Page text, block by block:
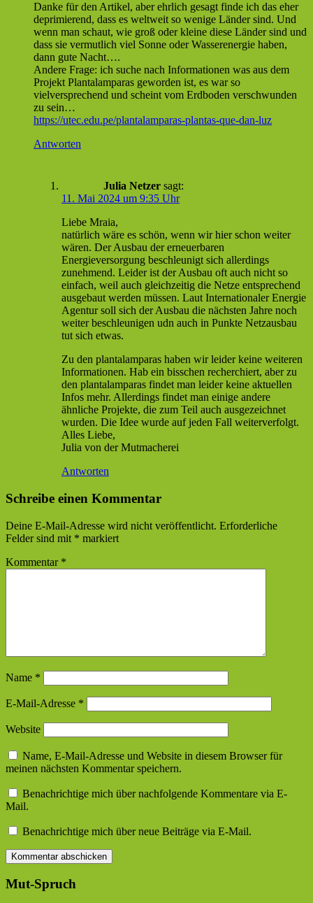
Danke für den Artikel, aber ehrlich gesagt finde ich das eher
deprimierend, dass es weltweit so wenige Länder sind. Und
wenn man schaut, wie groß oder kleine diese Länder sind und
dass sie vermutlich viel Sonne oder Wasserenergie haben,
dann gute Nacht….
Andere Frage: ich suche nach Informationen was aus dem
Projekt Plantalamparas geworden ist, es war so
vielversprechend und scheint vom Erdboden verschwunden
zu sein…
https://utec.edu.pe/plantalamparas-plantas-que-dan-luz
Antworten
Julia Netzer sagt:
11. Mai 2024 um 9:35 Uhr
Liebe Mraia,
natürlich wäre es schön, wenn wir hier schon weiter
wären. Der Ausbau der erneuerbaren
Energieversorgung beschleunigt sich allerdings
zunehmend. Leider ist der Ausbau oft auch nicht so
einfach, weil auch gleichzeitig die Netze entsprechend
ausgebaut werden müssen. Laut Internationaler Energie
Agentur soll sich der Ausbau die nächsten Jahre noch
weiter beschleunigen udn auch in Punkte Netzausbau
tut sich etwas.
Zu den plantalamparas haben wir leider keine weiteren
Informationen. Hab ein bisschen recherchiert, aber zu
den plantalamparas findet man leider keine aktuellen
Infos mehr. Allerdings findet man einige andere
ähnliche Projekte, die zum Teil auch ausgezeichnet
wurden. Die Idee wurde auf jeden Fall weiterverfolgt.
Alles Liebe,
Julia von der Mutmacherei
Antworten
Schreibe einen Kommentar
Deine E-Mail-Adresse wird nicht veröffentlicht. Erforderliche
Felder sind mit * markiert
Kommentar *
Name *
E-Mail-Adresse *
Website
Name, E-Mail-Adresse und Website in diesem Browser für
meinen nächsten Kommentar speichern.
Benachrichtige mich über nachfolgende Kommentare via E-
Mail.
Benachrichtige mich über neue Beiträge via E-Mail.
Mut-Spruch